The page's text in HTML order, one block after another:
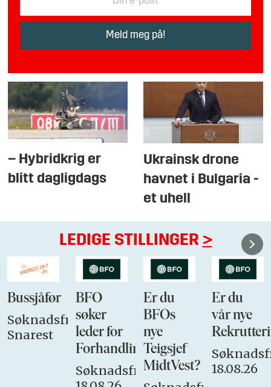
– Hybridkrig er
blitt dagligdags
Ukrainsk drone
havnet i Bulgaria -
et uhell
LEDIGE STILLINGER >
Bussjåfør
Søknadsfrist:
Snarest
BFO
søker
leder for
Forhandlingsutvalget
Søknadsfrist:
Er du
BFOs
nye
Teigsjef
MidtVest?
Er du
vår nye
18.08.26